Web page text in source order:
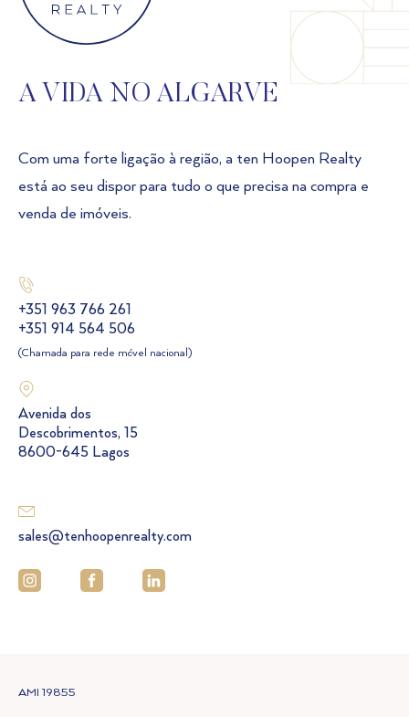
A VIDA NO ALGARVE
Com uma forte ligação à região, a ten Hoopen Realty
está ao seu dispor para tudo o que precisa na compra e
venda de imóveis.
+351 963 766 261
+351 914 564 506
(Chamada para rede móvel nacional)
Avenida dos
Descobrimentos, 15
8600-645 Lagos
sales@tenhoopenrealty.com
AMI 19855